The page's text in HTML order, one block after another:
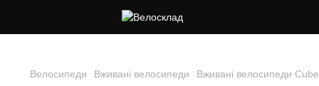
Велосипеди Вживані велосипеди Вживані велосипеди Cube